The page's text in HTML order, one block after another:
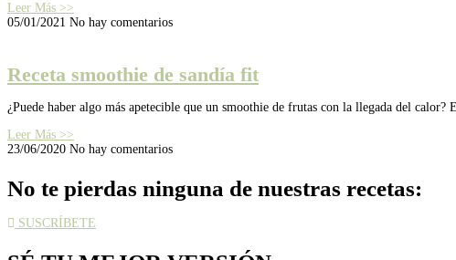
Leer Más >>
05/01/2021 No hay comentarios
Receta smoothie de sandía fit
¿Puede haber algo más apetecible que un smoothie de frutas con la llegada del calor?
Leer Más >>
23/06/2020 No hay comentarios
No te pierdas ninguna de nuestras recetas:
SUSCRÍBETE